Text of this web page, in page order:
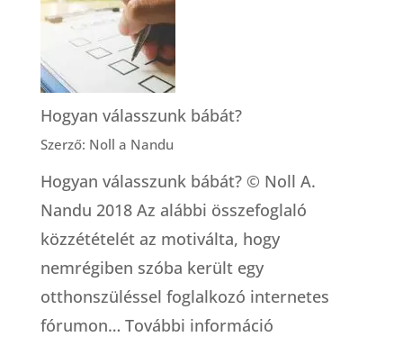
és
egyáltalán,
mit
jelent
az,
hogy
dúla?
Hogyan válasszunk bábát?
Szerző: Noll a Nandu
Hogyan válasszunk bábát? © Noll A.
Nandu 2018 Az alábbi összefoglaló
közzétételét az motiválta, hogy
nemrégiben szóba került egy
otthonszüléssel foglalkozó internetes
fórumon… További információ: